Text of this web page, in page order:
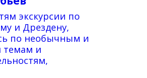
экскурсии по
и Дрездену,
по необычным и
темам и